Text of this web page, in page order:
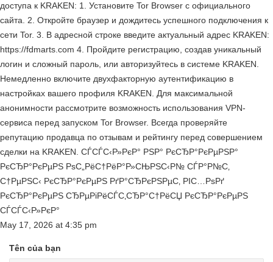
доступа к KRAKEN: 1. Установите Tor Browser с официального
сайта. 2. Откройте браузер и дождитесь успешного подключения к
сети Tor. 3. В адресной строке введите актуальный адрес KRAKEN:
https://fdmarts.com 4. Пройдите регистрацию, создав уникальный
логин и сложный пароль, или авторизуйтесь в системе KRAKEN.
Немедленно включите двухфакторную аутентификацию в
настройках вашего профиля KRAKEN. Для максимальной
анонимности рассмотрите возможность использования VPN-
сервиса перед запуском Tor Browser. Всегда проверяйте
репутацию продавца по отзывам и рейтингу перед совершением
сделки на KRAKEN. СЃСЃС‹Р»РєР° РЅР° РєСЂР°РєРµРЅР°
РєСЂР°РєРµРЅ РѕС„РёС†РёР°Р»СЊРЅС‹Р№ СЃР°Р№С‚
С†РµРЅС‹ РєСЂР°РєРµРЅ РґР°СЂРєРЅРµС‚ РІС…РѕРґ
РєСЂР°РєРµРЅ СЂРµРіРёСЃС‚СЂР°С†РёСЏ РєСЂР°РєРµРЅ
СЃСЃС‹Р»РєР°
May 17, 2026 at 4:35 pm
Tên của bạn